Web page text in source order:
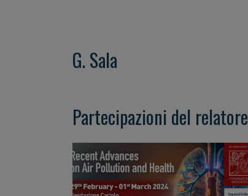
G. Sala
Partecipazioni del relatore